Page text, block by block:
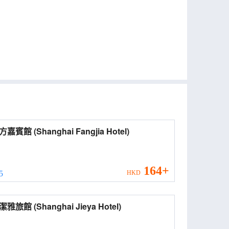
上海方嘉賓館 (Shanghai Fangjia Hotel)
HKD 164+
上海潔雅旅館 (Shanghai Jieya Hotel)